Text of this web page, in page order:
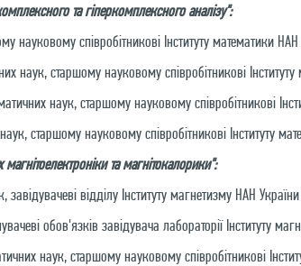
та гіперкомплексного аналізу":
науковому співробітникові Інституту математики НАН
наук, старшому науковому співробітникові
наук, старшому науковому співробітникові
старшому науковому співробітникові Інституту
та магнітокалорики":
відділу Інституту магнетизму НАН
обов'язків завідувача лабораторії Інституту
наук, старшому науковому співробітникові